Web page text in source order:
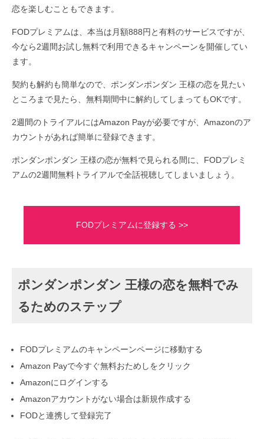
恋を楽しむこともできます。
FODプレミアムは、本当は月額888円と有料のサービスですが、
今なら2週間お試し無料で利用できるキャンペーンを開催してい
ます。
契約も解約も簡単なので、ポンダンポンダン 王様の恋を見たい
ところまで見たら、無料期間中に解約してしまってもOKです。
2週間のトライアルにはAmazon Payが必要ですが、Amazonのア
カウントがあれば簡単に登録できます。
ポンダンポンダン 王様の恋が無料で見られる間に、FODプレミ
アムの2週間無料トライアルで全話視聴してしまいましょう。
FODプレミアムに登録する >>
ポンダンポンダン 王様の恋を無料でみ
るためのステップ
FODプレミアムのキャンペーンページに移動する
Amazon Payで今すぐ無料おためしをクリック
Amazonにログインする
Amazonアカウントがない場合は新規作成する
FODと連携して登録完了